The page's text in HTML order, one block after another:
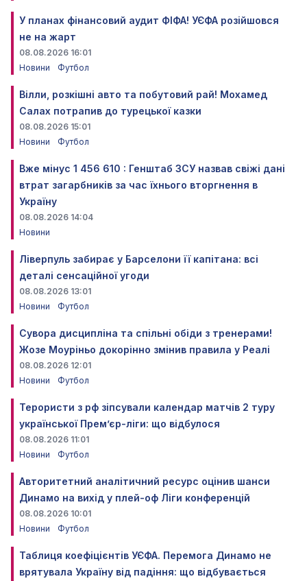
У планах фінансовий аудит ФІФА! УЄФА розійшовся
не на жарт
08.08.2026 16:01
Новини
Футбол
Вілли, розкішні авто та побутовий рай! Мохамед
Салах потрапив до турецької казки
08.08.2026 15:01
Новини
Футбол
Вже мінус 1 456 610 : Генштаб ЗСУ назвав свіжі дані
втрат загарбників за час їхнього вторгнення в
Україну
08.08.2026 14:04
Новини
Ліверпуль забирає у Барселони її капітана: всі
деталі сенсаційної угоди
08.08.2026 13:01
Новини
Футбол
Сувора дисципліна та спільні обіди з тренерами!
Жозе Моуріньо докорінно змінив правила у Реалі
08.08.2026 12:01
Новини
Футбол
Терористи з рф зіпсували календар матчів 2 туру
української Прем’єр-ліги: що відбулося
08.08.2026 11:01
Новини
Футбол
Авторитетний аналітичний ресурс оцінив шанси
Динамо на вихід у плей-оф Ліги конференцій
08.08.2026 10:01
Новини
Футбол
Таблиця коефіцієнтів УЄФА. Перемога Динамо не
врятувала Україну від падіння: що відбувається